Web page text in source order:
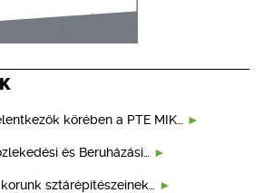
körében a PTE MIK…
és Beruházási…
sztárépítészeinek…